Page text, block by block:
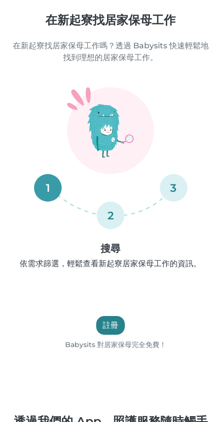
在新起寮找居家保母工作
在新起寮找居家保母工作嗎？透過 Babysits 快速輕鬆地
找到理想的居家保母工作。
1
2
3
搜尋
依需求篩選，輕鬆查看新起寮居家保母工作的資訊。
註冊
Babysits 對居家保母完全免費！